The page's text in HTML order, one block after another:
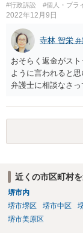
#行政訴訟 #個人・プラ
2022年12月9日
寺林 智栄 弁
おそらく返金がス
ように言われると
弁護士に相談なさっ
近くの市区町村
堺市内
堺市堺区
堺市中区
堺市美原区